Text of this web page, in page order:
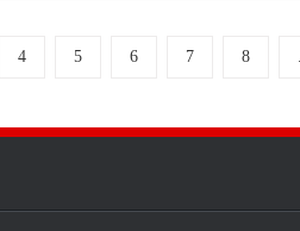
4 5 6 7 8